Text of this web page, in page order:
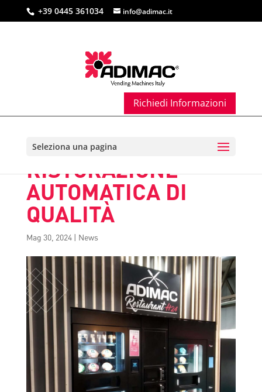
+39 0445 361034 info@adimac.it
Richiedi Informazioni
Seleziona una pagina
“RESTAURANT
H24”: SPAZIO ALLA
RISTORAZIONE
AUTOMATICA DI
QUALITÀ
Mag 30, 2024| News